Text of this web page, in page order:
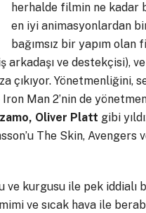
herhalde filmin ne kadar
en iyi animasyonlardan
bağımsız bir yapım
arkadaşı ve destekçisi),
çıkıyor. Yönetmenliğini,
Iron Man 2’nin de
Oliver Platt gibi
The Skin,
ve kurgusu ile pek iddialı
ve sıcak hava ile